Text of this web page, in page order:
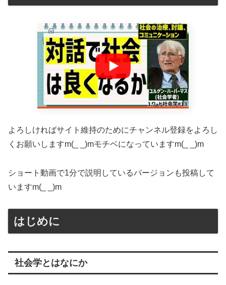
よろしければサイト維持のためにチャンネル登録をよろし
くお願いしますm(_ _)mモチベになっていますm(_ _)m
ショート動画で1分で説明しているバージョンも投稿して
いますm(_ _)m
はじめに
社会学とはなにか